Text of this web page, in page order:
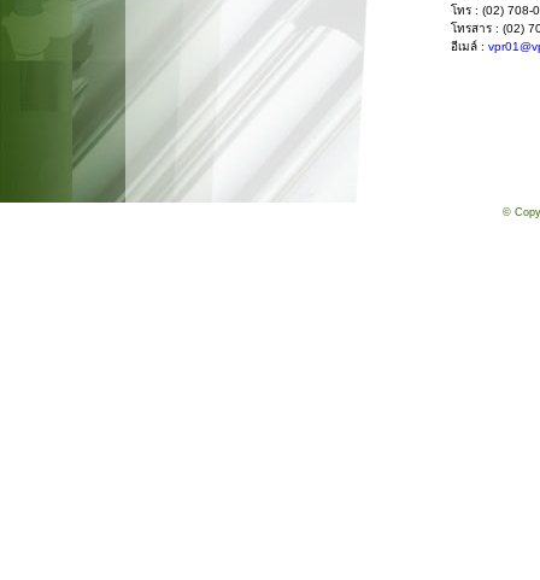
โทร : (02) 708-
โทรสาร : (02)
อีเมล์ :
©